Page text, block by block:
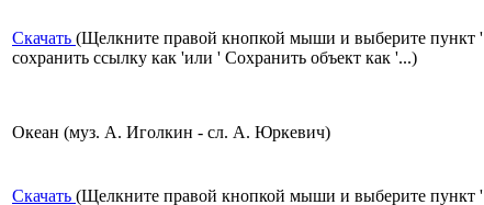
Скачать (Щелкните правой кнопкой мыши и выберите пункт '
сохранить ссылку как 'или ' Сохранить объект как '...)
Океан (муз. А. Иголкин - сл. А. Юркевич)
Скачать (Щелкните правой кнопкой мыши и выберите пункт '